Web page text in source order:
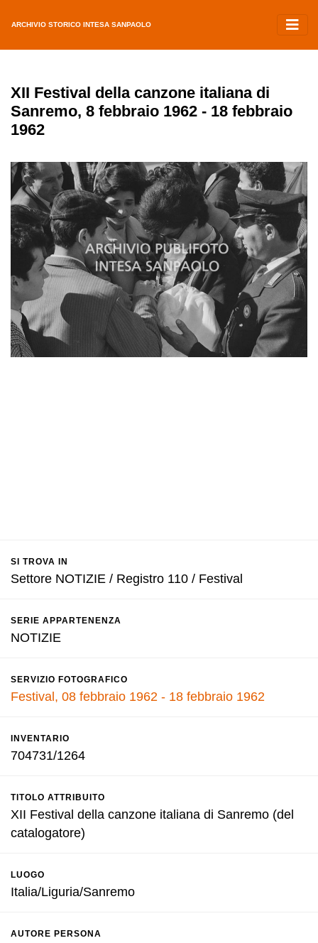
ARCHIVIO STORICO INTESA SANPAOLO
XII Festival della canzone italiana di
Sanremo, 8 febbraio 1962 - 18 febbraio
1962
SI TROVA IN
Settore NOTIZIE / Registro 110 / Festival
SERIE APPARTENENZA
NOTIZIE
SERVIZIO FOTOGRAFICO
Festival, 08 febbraio 1962 - 18 febbraio 1962
INVENTARIO
704731/1264
TITOLO ATTRIBUITO
XII Festival della canzone italiana di Sanremo (del
catalogatore)
LUOGO
Italia/Liguria/Sanremo
AUTORE PERSONA